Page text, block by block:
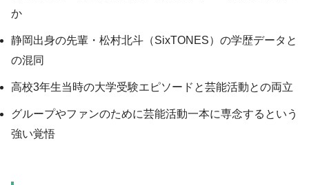
か
静岡出身の先輩・松村北斗（SixTONES）の学歴データと
の混同
高校3年生当時の大学受験エピソードと芸能活動との両立
グループやファンのために芸能活動一本に専念するという
強い覚悟